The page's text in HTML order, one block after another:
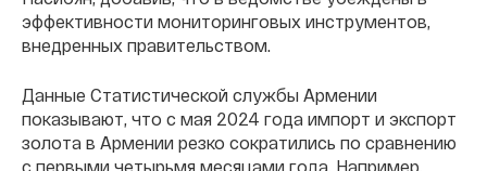
эффективности мониторинговых инструментов,
внедренных правительством.
Данные Статистической службы Армении
показывают, что с мая 2024 года импорт и экспорт
золота в Армении резко сократились по сравнению
с первыми четырьмя месяцами года. Например,